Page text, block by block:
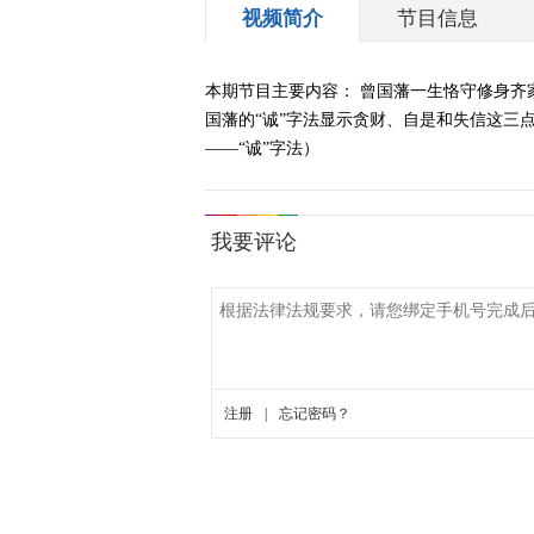
视频简介 节目信息
本期节目主要内容： 曾国藩一生恪守修身
国藩的“诚”字法显示贪财、自是和失信这三
——“诚”字法）